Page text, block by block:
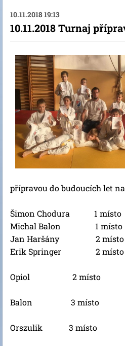
10.11.2018 19:13
10.11.2018 Turnaj
přípravou do budoucích let
Šimon Chodura 1 místo
Michal Balon 1 místo
Jan Haršány 2 místo
Erik Springer 2 místo
Opiol 2 místo
Balon 3 místo
Orszulik 3 místo